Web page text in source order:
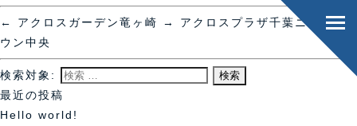
← アクロスガーデン竜ヶ崎 →
アクロスプラザ千葉ニュータ
ウン中央
検索対象:
最近の投稿
Hello world!